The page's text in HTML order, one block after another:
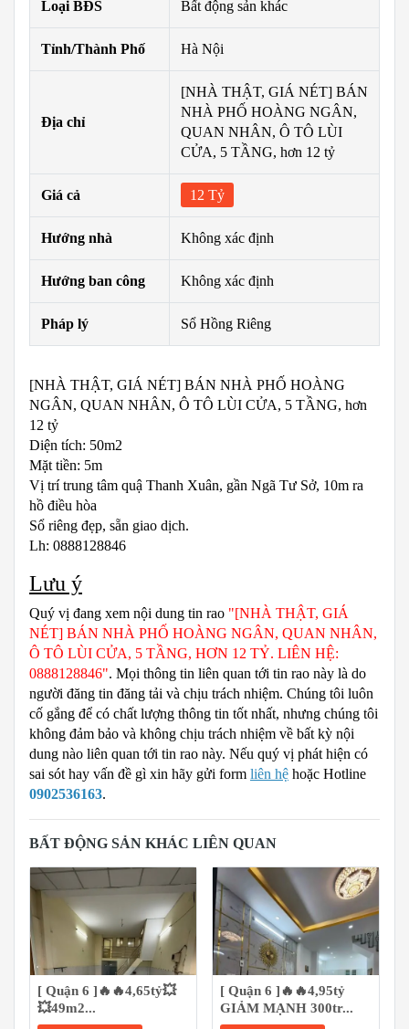
Loại BĐS Bất động sản khác
Tỉnh/Thành Phố Hà Nội
Địa chỉ
[NHÀ THẬT, GIÁ NÉT] BÁN
NHÀ PHỐ HOÀNG NGÂN,
QUAN NHÂN, Ô TÔ LÙI
CỬA, 5 TẦNG, hơn 12 tỷ
Giá cả 12 Tỷ
Hướng nhà Không xác định
Hướng ban công Không xác định
Pháp lý Sổ Hồng Riêng
[NHÀ THẬT, GIÁ NÉT] BÁN NHÀ PHỐ HOÀNG
NGÂN, QUAN NHÂN, Ô TÔ LÙI CỬA, 5 TẦNG, hơn
12 tỷ
Diện tích: 50m2
Mặt tiền: 5m
Vị trí trung tâm quậ Thanh Xuân, gần Ngã Tư Sở, 10m ra
hồ điều hòa
Sổ riêng đẹp, sẵn giao dịch.
Lh: 0888128846
Lưu ý
Quý vị đang xem nội dung tin rao "[NHÀ THẬT, GIÁ
NÉT] BÁN NHÀ PHỐ HOÀNG NGÂN, QUAN NHÂN,
Ô TÔ LÙI CỬA, 5 TẦNG, HƠN 12 TỶ. LIÊN HỆ:
0888128846". Mọi thông tin liên quan tới tin rao này là do
người đăng tin đăng tải và chịu trách nhiệm. Chúng tôi luôn
cố gắng để có chất lượng thông tin tốt nhất, nhưng chúng tôi
không đảm bảo và không chịu trách nhiệm về bất kỳ nội
dung nào liên quan tới tin rao này. Nếu quý vị phát hiện có
sai sót hay vấn đề gì xin hãy gửi form liên hệ hoặc Hotline
0902536163.
BẤT ĐỘNG SẢN KHÁC LIÊN QUAN
[ Quận 6 ]🔥🔥4,65tỷ💥
💥49m2...
[ Quận 6 ]🔥🔥4,95tỷ
GIẢM MẠNH 300tr...